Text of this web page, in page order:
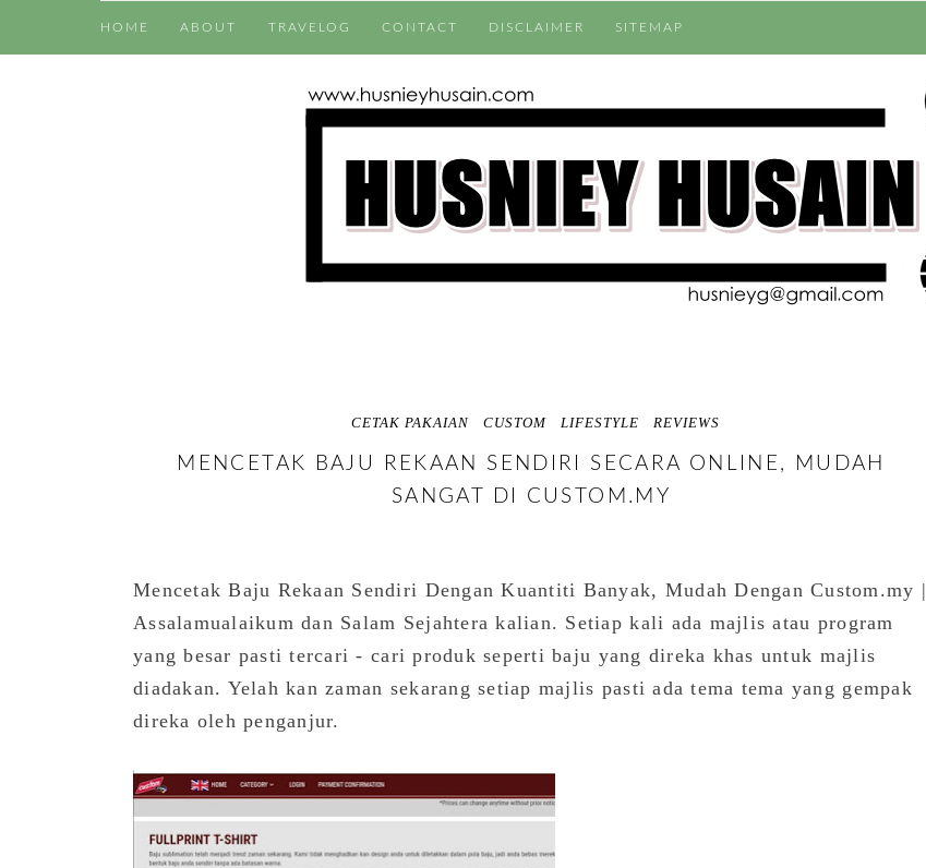
HOME ABOUT TRAVELOG CONTACT DISCLAIMER SITEMAP
CETAK PAKAIAN CUSTOM LIFESTYLE REVIEWS
MENCETAK BAJU REKAAN SENDIRI SECARA ONLINE, MUDAH
SANGAT DI CUSTOM.MY
Mencetak Baju Rekaan Sendiri Dengan Kuantiti Banyak, Mudah Dengan Custom.my |
Assalamualaikum dan Salam Sejahtera kalian. Setiap kali ada majlis atau program
yang besar pasti tercari - cari produk seperti baju yang direka khas untuk majlis
diadakan. Yelah kan zaman sekarang setiap majlis pasti ada tema tema yang gempak
direka oleh penganjur.